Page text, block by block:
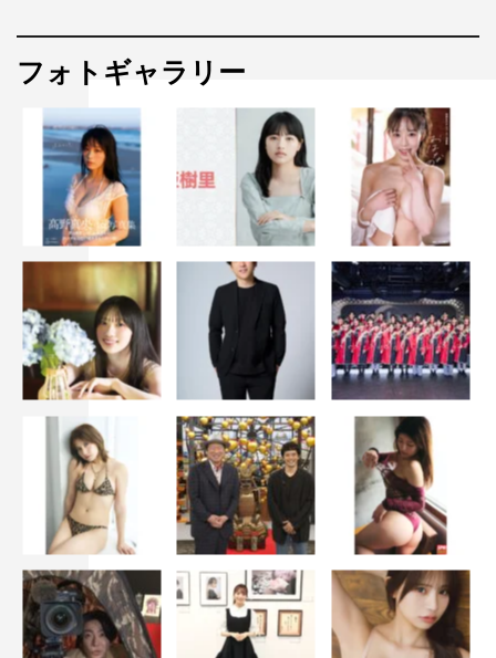
＜封入特典＞
特製ブックレット
■DVD 通常版
￥3,800＋税
＜キャスト＞
平手友梨奈、北川景子、アヤカ・ウィルソン、小栗旬、柳
楽優弥、高嶋政伸、野間口徹、板垣瑞生、吉田栄作
＜スタッフ＞
原作：柳本光晴「響～小説家になる方法～」（小学館「ビ
ッグコミックスぺリオール」連載中）
監督：月川翔
脚本：西田征史
音楽：伊藤ゴロー
主題歌：平手友梨奈「角を曲がる」
発売元：小学館
販売元：東宝
©2018「響 -HIBIKI-」製作委員会 ©柳本光晴／小学館
フォトギャラリー